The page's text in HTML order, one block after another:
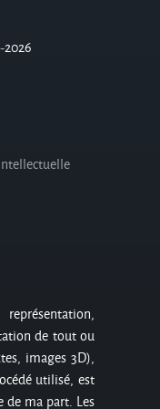
2026
de tout ou
images 3D),
utilisé, est
ma part. Les